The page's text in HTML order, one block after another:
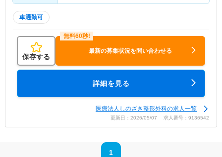
車通勤可
保存する
最新の募集状況を問い合わせる
詳細を見る
医療法人しのざき整形外科の求人一覧
更新日：2026/05/07 求人番号：9136542
1